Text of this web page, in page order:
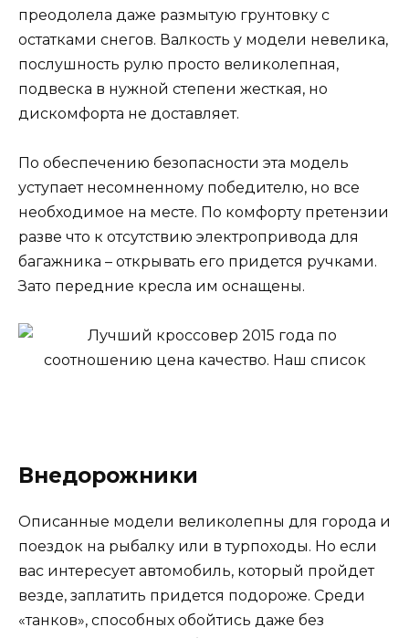
преодолела даже размытую грунтовку с
остатками снегов. Валкость у модели невелика,
послушность рулю просто великолепная,
подвеска в нужной степени жесткая, но
дискомфорта не доставляет.
По обеспечению безопасности эта модель
уступает несомненному победителю, но все
необходимое на месте. По комфорту претензии
разве что к отсутствию электропривода для
багажника – открывать его придется ручками.
Зато передние кресла им оснащены.
Внедорожники
Описанные модели великолепны для города и
поездок на рыбалку или в турпоходы. Но если
вас интересует автомобиль, который пройдет
везде, заплатить придется подороже. Среди
«танков», способных обойтись даже без